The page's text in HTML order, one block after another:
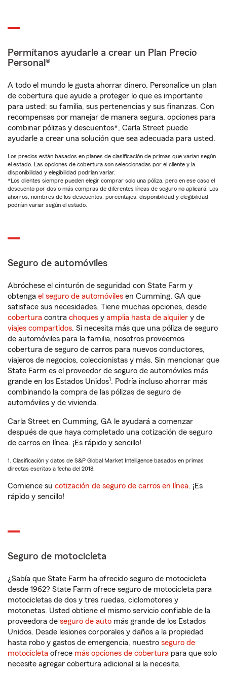
Permítanos ayudarle a crear un Plan Precio
Personal®
A todo el mundo le gusta ahorrar dinero. Personalice un plan
de cobertura que ayude a proteger lo que es importante
para usted: su familia, sus pertenencias y sus finanzas. Con
recompensas por manejar de manera segura, opciones para
combinar pólizas y descuentos*, Carla Street puede
ayudarle a crear una solución que sea adecuada para usted.
Los precios están basados en planes de clasificación de primas que varían según
el estado. Las opciones de cobertura son seleccionadas por el cliente y la
disponibilidad y elegibilidad podrían variar.
*Los clientes siempre pueden elegir comprar solo una póliza, pero en ese caso el
descuento por dos o más compras de diferentes líneas de seguro no aplicará. Los
ahorros, nombres de los descuentos, porcentajes, disponibilidad y elegibilidad
podrían variar según el estado.
Seguro de automóviles
Abróchese el cinturón de seguridad con State Farm y
obtenga el seguro de automóviles en Cumming, GA que
satisface sus necesidades. Tiene muchas opciones, desde
cobertura contra choques y amplia hasta de alquiler y de
viajes compartidos. Si necesita más que una póliza de seguro
de automóviles para la familia, nosotros proveemos
cobertura de seguro de carros para nuevos conductores,
viajeros de negocios, coleccionistas y más. Sin mencionar que
State Farm es el proveedor de seguro de automóviles más
grande en los Estados Unidos1. Podría incluso ahorrar más
combinando la compra de las pólizas de seguro de
automóviles y de vivienda.
Carla Street en Cumming, GA le ayudará a comenzar
después de que haya completado una cotización de seguro
de carros en línea. ¡Es rápido y sencillo!
1. Clasificación y datos de S&P Global Market Intelligence basados en primas
directas escritas a fecha del 2018.
Comience su cotización de seguro de carros en línea. ¡Es
rápido y sencillo!
Seguro de motocicleta
¿Sabía que State Farm ha ofrecido seguro de motocicleta
desde 1962? State Farm ofrece seguro de motocicleta para
motocicletas de dos y tres ruedas, ciclomotores y
motonetas. Usted obtiene el mismo servicio confiable de la
proveedora de seguro de auto más grande de los Estados
Unidos. Desde lesiones corporales y daños a la propiedad
hasta robo y gastos de emergencia, nuestro seguro de
motocicleta ofrece más opciones de cobertura para que solo
necesite agregar cobertura adicional si la necesita.